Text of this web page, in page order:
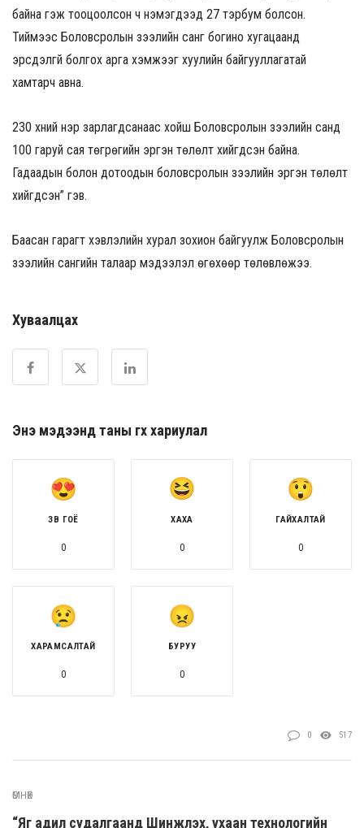
байна гэж тооцоолсон ч нэмэгдээд 27 тэрбум болсон.
Тиймээс Боловсролын зээлийн санг богино хугацаанд
эрсдэлгүй болгох арга хэмжээг хуулийн байгууллагатай
хамтарч авна.
230 хүний нэр зарлагдсанаас хойш Боловсролын зээлийн санд
100 гаруй сая төгрөгийн эргэн төлөлт хийгдсэн байна.
Гадаадын болон дотоодын боловсролын зээлийн эргэн төлөлт
хийгдсэн” гэв.
Баасан гарагт хэвлэлийн хурал зохион байгуулж Боловсролын
зээлийн сангийн талаар мэдээлэл өгөхөөр төлөвлөжээ.
Хуваалцах
Энэ мэдээнд таны өгөх хариулал
ЗӨВ ГОЁ
0
ХАХА
0
ГАЙХАЛТАЙ
0
ХАРАМСАЛТАЙ
0
БУРУУ
0
0 517
ӨМНӨХ
“Яг адил судалгаанд Шинжлэх, ухаан технологийн